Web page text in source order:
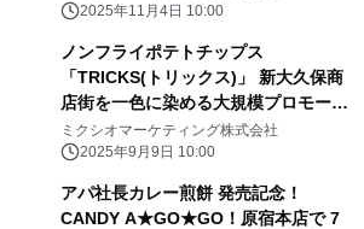
キャンペーン」 11月7日スタート
2025年11月4日 10:00
ノンフライポテトチップス
「TRICKS(トリックス)」 新大久保商
店街を一色に染める大規模プロモーシ
ョン実施 ～KEY TO LITとコラボし
た 商店街全体でのフラッグ掲示を9月
ミクシオマーケティング株式会社
2025年9月9日 10:00
アパ社長カレー煎餅 発売記念！
CANDY A★GO★GO！原宿本店で 7